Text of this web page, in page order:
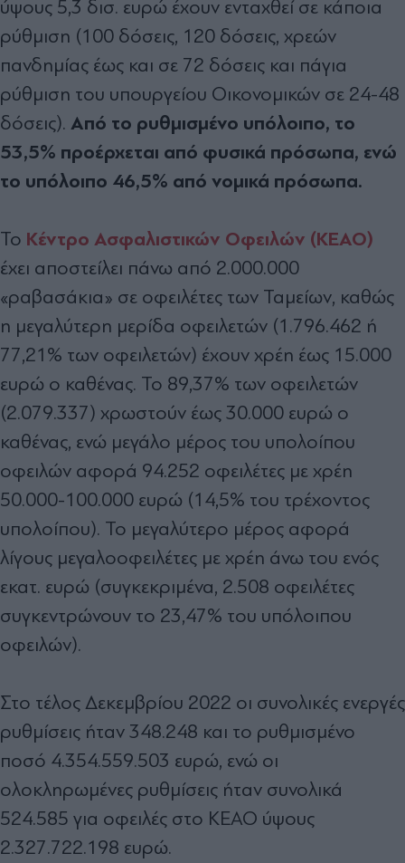
ύψους 5,3 δισ. ευρώ έχουν ενταχθεί σε κάποια
ρύθμιση (100 δόσεις, 120 δόσεις, χρεών
πανδημίας έως και σε 72 δόσεις και πάγια
ρύθμιση του υπουργείου Οικονομικών σε 24-48
δόσεις). Από το ρυθμισμένο υπόλοιπο, το
53,5% προέρχεται από φυσικά πρόσωπα, ενώ
το υπόλοιπο 46,5% από νομικά πρόσωπα.
Το Κέντρο Ασφαλιστικών Οφειλών (ΚΕΑΟ)
έχει αποστείλει πάνω από 2.000.000
«ραβασάκια» σε οφειλέτες των Ταμείων, καθώς
η μεγαλύτερη μερίδα οφειλετών (1.796.462 ή
77,21% των οφειλετών) έχουν χρέη έως 15.000
ευρώ ο καθένας. Το 89,37% των οφειλετών
(2.079.337) χρωστούν έως 30.000 ευρώ ο
καθένας, ενώ μεγάλο μέρος του υπολοίπου
οφειλών αφορά 94.252 οφειλέτες με χρέη
50.000-100.000 ευρώ (14,5% του τρέχοντος
υπολοίπου). Το μεγαλύτερο μέρος αφορά
λίγους μεγαλοοφειλέτες με χρέη άνω του ενός
εκατ. ευρώ (συγκεκριμένα, 2.508 οφειλέτες
συγκεντρώνουν το 23,47% του υπόλοιπου
οφειλών).
Στο τέλος Δεκεμβρίου 2022 οι συνολικές ενεργές
ρυθμίσεις ήταν 348.248 και το ρυθμισμένο
ποσό 4.354.559.503 ευρώ, ενώ οι
ολοκληρωμένες ρυθμίσεις ήταν συνολικά
524.585 για οφειλές στο ΚΕΑΟ ύψους
2.327.722.198 ευρώ.